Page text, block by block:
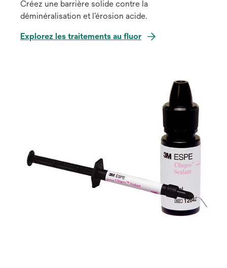
Créez une barrière solide contre la
déminéralisation et l’érosion acide.
Explorez les traitements au fluor